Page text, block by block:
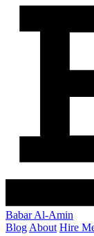
Babar Al-Amin
Blog About Hire